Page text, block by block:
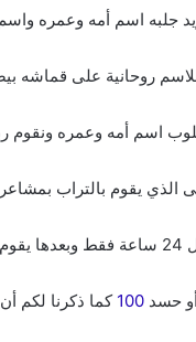
جلبه اسم أمه وعمره
روحانية على قماشه
اسم أمه وعمره ونقوم
يقوم بالتراب
حسد 100 كما ذكرنا لكم